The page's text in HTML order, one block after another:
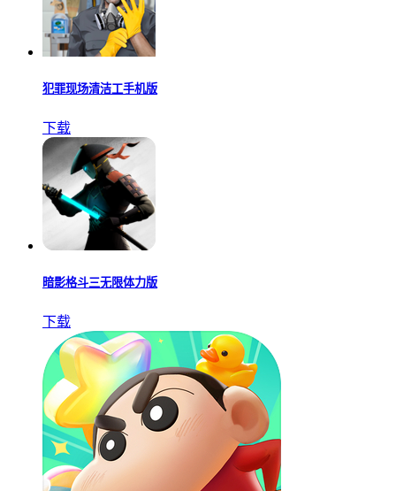
犯罪现场清洁工手机版
下载
暗影格斗三无限体力版
下载